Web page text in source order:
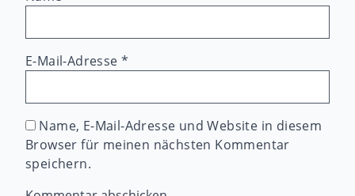
E-Mail-Adresse*
Name, E-Mail-Adresse und Website in diesem
Browser für meinen nächsten Kommentar
speichern.